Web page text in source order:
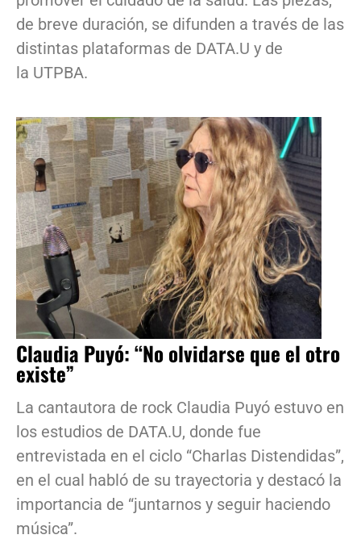
de breve duración, se difunden a través de las
distintas plataformas de DATA.U y de
la UTPBA.
Claudia Puyó: “No olvidarse que el otro
existe”
La cantautora de rock Claudia Puyó estuvo en
los estudios de DATA.U, donde fue
entrevistada en el ciclo “Charlas Distendidas”,
en el cual habló de su trayectoria y destacó la
importancia de “juntarnos y seguir haciendo
música”.